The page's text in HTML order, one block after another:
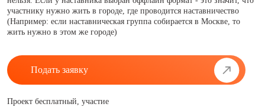
участнику нужно жить в городе, где проводится наставничество
(Например: если наставническая группа собирается в Москве, то
жить нужно в этом же городе)
Подать заявку
Проект бесплатный, участие